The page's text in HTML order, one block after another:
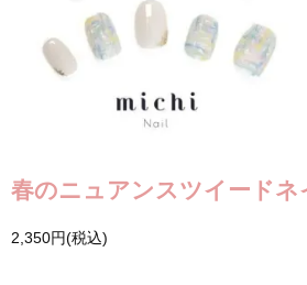
春のニュアンスツイードネ
2,350円(税込)